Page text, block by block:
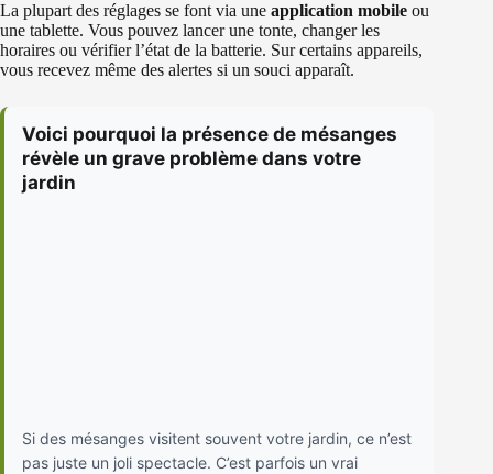
La plupart des réglages se font via une application mobile ou
une tablette. Vous pouvez lancer une tonte, changer les
horaires ou vérifier l’état de la batterie. Sur certains appareils,
vous recevez même des alertes si un souci apparaît.
Voici pourquoi la présence de mésanges
révèle un grave problème dans votre
jardin
Si des mésanges visitent souvent votre jardin, ce n’est
pas juste un joli spectacle. C’est parfois un vrai